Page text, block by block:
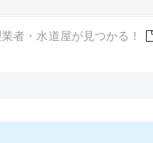
者・水道屋が見つかる！